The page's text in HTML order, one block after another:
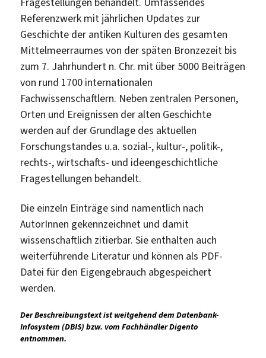
Referenzwerk mit jährlichen Updates zur
Geschichte der antiken Kulturen des gesamten
Mittelmeerraumes von der späten Bronzezeit bis
zum 7. Jahrhundert n. Chr. mit über 5000 Beiträgen
von rund 1700 internationalen
Fachwissenschaftlern. Neben zentralen Personen,
Orten und Ereignissen der alten Geschichte
werden auf der Grundlage des aktuellen
Forschungstandes u.a. sozial-, kultur-, politik-,
rechts-, wirtschafts- und ideengeschichtliche
Fragestellungen behandelt.
Die einzeln Einträge sind namentlich nach
AutorInnen gekennzeichnet und damit
wissenschaftlich zitierbar. Sie enthalten auch
weiterführende Literatur und können als PDF-
Datei für den Eigengebrauch abgespeichert
werden.
Der Beschreibungstext ist weitgehend dem Datenbank-
Infosystem (DBIS) bzw. vom Fachhändler Digento
entnommen.